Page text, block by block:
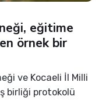
eğitime
örnek bir
ve Kocaeli İl Milli
birliği protokolü